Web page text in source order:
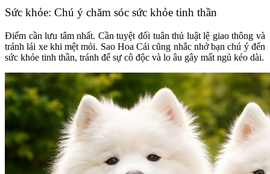
Sức khỏe: Chú ý chăm sóc sức khỏe tinh thần
Điểm cần lưu tâm nhất. Cần tuyệt đối tuân thủ luật lệ giao thông và
tránh lái xe khi mệt mỏi. Sao Hoa Cái cũng nhắc nhở bạn chú ý đến
sức khỏe tinh thần, tránh để sự cô độc và lo âu gây mất ngủ kéo dài.